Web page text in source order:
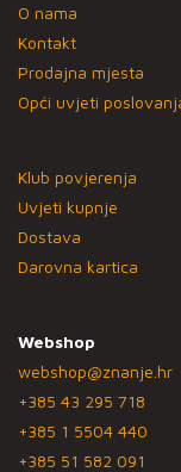
O nama
Kontakt
Prodajna mjesta
Opći uvjeti
Klub povjerenja
Uvjeti kupnje
Dostava
Darovna kartica
Webshop
webshop@znanje.hr
+385 43 295 718
+385 1 5504 440
+385 51 582 091